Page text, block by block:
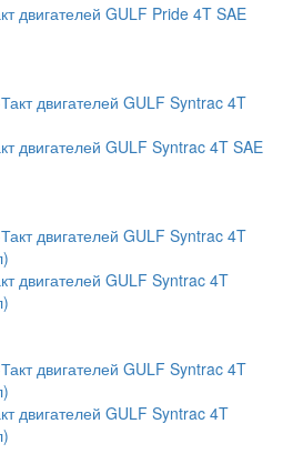
двигателей GULF Pride 4T SAE
двигателей GULF Syntrac 4T SAE
двигателей GULF Syntrac 4T
двигателей GULF Syntrac 4T